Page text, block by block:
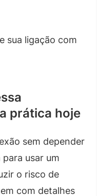
prática hoje
sem depender
usar um
o risco de
com detalhes